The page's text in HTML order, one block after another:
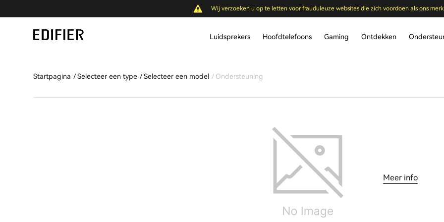
Wij verzoeken u op te letten voor frauduleuze websites die zich voordoen als ons merk
Luidsprekers Hoofdtelefoons Gaming Ontdekken
Startpagina Selecteer een type Selecteer een model Ondersteuning
Meer info